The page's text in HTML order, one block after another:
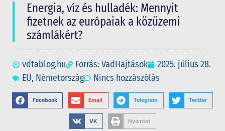
Energia, víz és hulladék: Mennyit
fizetnek az európaiak a közüzemi
számlákért?
vdtablog.hu Forrás: VadHajtások
2025. július 28.
EU, Németország Nincs hozzászólás
Facebook Email Telegram Twitter
VK Nyomtat